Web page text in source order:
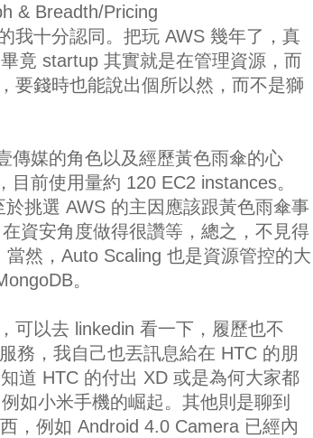
& Breadth/Pricing
我十分認同。把玩 AWS 幾年了，真
竟 startup 其實就是在管理資源，而
要錢時也能說出個所以然，而不是獅
傳媒的角色以及經歷黃色雨傘的心
前使用量約 120 EC2 instances。
挑選 AWS 的主因應該跟黃色雨傘事
資安角度做得很讚等，總之，不見得
然，Auto Scaling 也是資源管控的大
。
可以去 linkedin 看一下，履歷也不
務，我自己也丟訊息給在 HTC 的朋
道 HTC 的付出 XD 或是為何大家都
如小米手機的崛起。其他則是聊到
，例如 Android 4.0 Camera 已經內